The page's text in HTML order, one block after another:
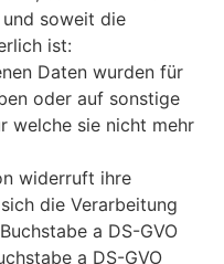
soweit die
ist:
Daten wurden für
oder auf sonstige
welche sie nicht mehr
widerruft ihre
die Verarbeitung
a DS-GVO
a DS-GVO